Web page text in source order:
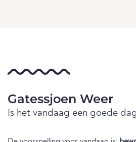
Gatessjoen Weer
Is het vandaag een goede